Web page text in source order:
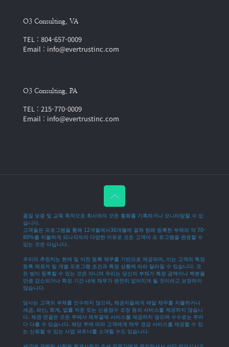
O3 Consulting, VA
TEL : 804-657-0009
Email : info@evertrustinc.com
O3 Consulting, PA
TEL : 215-770-0009
Email : info@evertrustinc.com
품질 보증 및 교육 목적으로 회사와의 모든 통화를 기록하거나 모니터링할 수 있
습니다.
고객들은 프로그램을 통해 12개월에서36개월에 걸쳐 원래 등록한 부채의 약 70-
80%를 지불하게 되나각자의 다양한 이유로 모든 고객이 프 로그램을 완료할 수
있는 것은 아닙니다.
우리의 추정치는 현재 및 이전 등록 채무를 기반으로 제공되며, 이는 고객의 특정
등록 채권자 및 개별 프로그램 조건과 특정 상황에 따라 달라질 수 있습니다. 모
든 빚이 등록할 수 있는 것은 아니며 우리는 당신의 부채가 특정 금액이나 백분율
만큼 감소되거나 특정 기간 내에 채무가 완전히 없어지게 될 것이라고 보장하지
않습니다.
당사는 고객의 부채를 인수하지 않으며, 채권자들에게 매달 채무를 지불하거나
세금, 파산, 회계, 법률 자문 또는 신용점수 조정 등의 서비스를 제공하지 않습니
다. 채권 연결은 모든 주에서 채무결제 서비스를 제공하지 않으며 수수료는 주마
다 다를 수 있습니다. 해당 주에 따라 고객에게 채무 경감 서비스를 제공할 수 있
는 신뢰할 수 있는 사업 파트너를 소개할 수도 있습니다.